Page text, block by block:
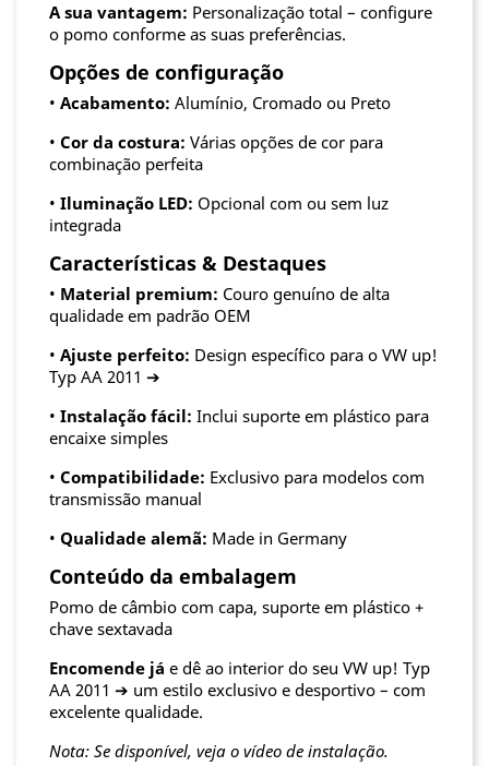
A sua vantagem: Personalização total – configure
o pomo conforme as suas preferências.
Opções de configuração
• Acabamento: Alumínio, Cromado ou Preto
• Cor da costura: Várias opções de cor para
combinação perfeita
• Iluminação LED: Opcional com ou sem luz
integrada
Características & Destaques
• Material premium: Couro genuíno de alta
qualidade em padrão OEM
• Ajuste perfeito: Design específico para o VW up!
Typ AA 2011 ➔
• Instalação fácil: Inclui suporte em plástico para
encaixe simples
• Compatibilidade: Exclusivo para modelos com
transmissão manual
• Qualidade alemã: Made in Germany
Conteúdo da embalagem
Pomo de câmbio com capa, suporte em plástico +
chave sextavada
Encomende já e dê ao interior do seu VW up! Typ
AA 2011 ➔ um estilo exclusivo e desportivo – com
excelente qualidade.
Nota: Se disponível, veja o vídeo de instalação.